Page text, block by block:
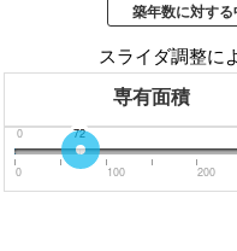
築年数に対す
スライダ調整に
専有面積
0 72
0 100 200